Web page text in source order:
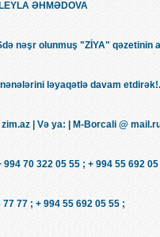
ƏHMƏDOVA
nəşr olunmuş "ZİYA" qəzetinin
ləyaqətlə davam
| Və ya: | M-Borcali @
70 322 05 55 ; + 994 55 692
77 ; + 994 55 692 05 55 ;